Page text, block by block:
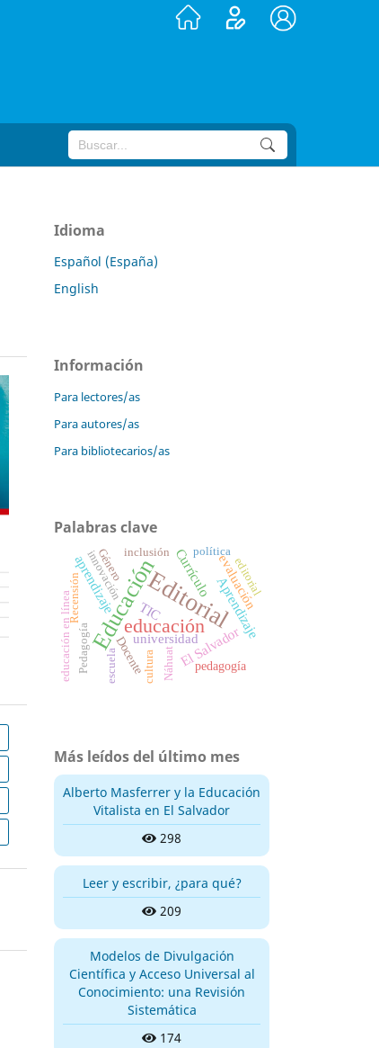
Idioma
Español (España)
English
Información
Para lectores/as
Para autores/as
Para bibliotecarios/as
Palabras clave
Editorial
Educacióneducación
TIC Aprendizaje
El Salvador
Currículo
aprendizaje
universidad
evaluación
pedagogía
Docente
escuela
Pedagogía
editorial
inclusión
innovación
Género
Recensión
educación en línea Náhuat
política
cultura
Más leídos del último mes
Alberto Masferrer y la Educación
Vitalista en El Salvador
298
Leer y escribir, ¿para qué?
209
Modelos de Divulgación
Científica y Acceso Universal al
Conocimiento: una Revisión
Sistemática
174